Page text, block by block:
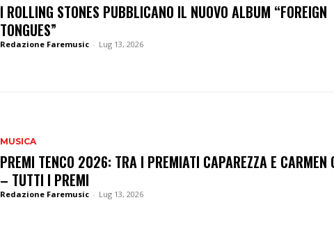
I ROLLING STONES PUBBLICANO IL NUOVO ALBUM “FOREIGN
TONGUES”
Redazione Faremusic - Lug 13, 2026
MUSICA
PREMI TENCO 2026: TRA I PREMIATI CAPAREZZA E CARMEN
– TUTTI I PREMI
Redazione Faremusic - Lug 13, 2026